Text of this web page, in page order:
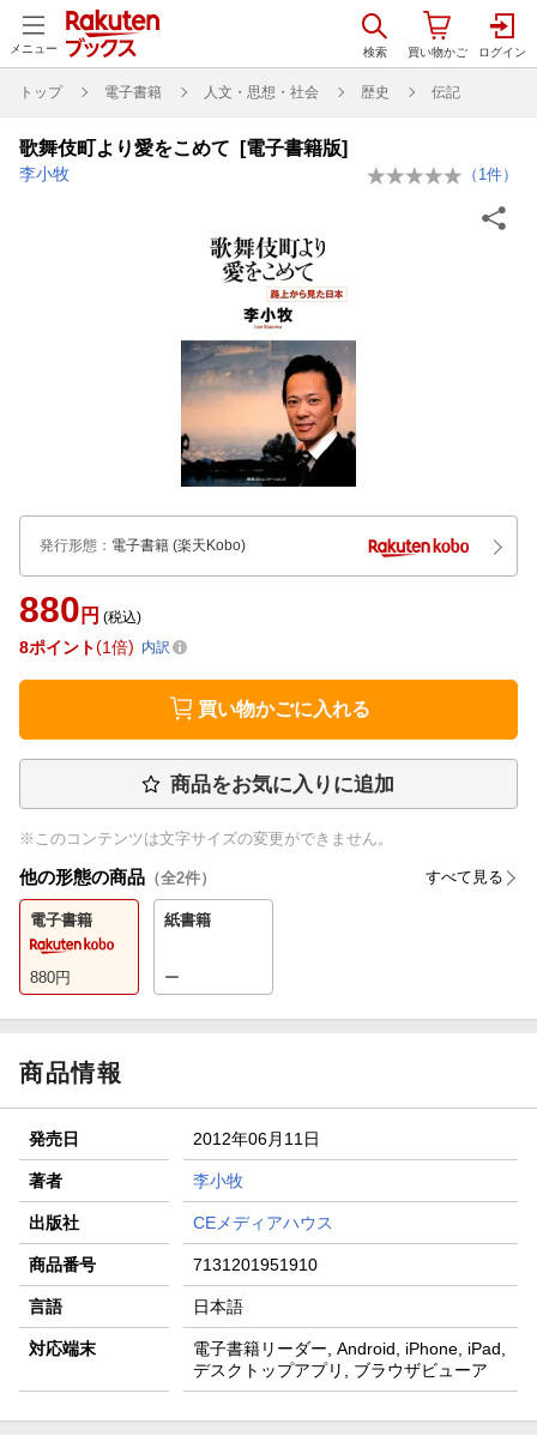
メニュー
トップ 電子書籍 人文・思想・社会 歴史 伝記
歌舞伎町より愛をこめて [電子書籍版]
李小牧 （ 1件）
発行形態 ： 電子書籍 (楽天Kobo)
880 円 (税込)
8ポイント 1倍 内訳
買い物かごに入れる
商品をお気に入りに追加
※このコンテンツは文字サイズの変更ができません。
他の形態の商品 （全2件） すべて見る
電子書籍
880円
紙書籍
ー
商品情報
発売日 2012年06月11日
著者 李小牧
出版社 CEメディアハウス
商品番号 7131201951910
言語 日本語
対応端末
電子書籍リーダー, Android, iPhone, iPad,
デスクトップアプリ, ブラウザビューア